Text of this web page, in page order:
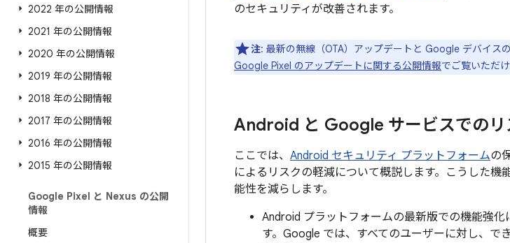
2022 年の公開情報
2021 年の公開情報
2020 年の公開情報
2019 年の公開情報
2018 年の公開情報
2017 年の公開情報
2016 年の公開情報
2015 年の公開情報
Google Pixel と Nexus の公開
情報
概要
のセキュリティが改善されます。
注: 最新の無線（OTA）アップデートと Google デバイス
Google Pixel のアップデートに関する公開情報でご覧いただけ
Android と Google サービスでのリ
ここでは、 Android セキュリティ プラットフォームの
によるリスクの軽減について概説します。こうした
能性を減らします。
Android プラットフォームの最新版での機能強
す。Google では、すべてのユーザーに対し、で